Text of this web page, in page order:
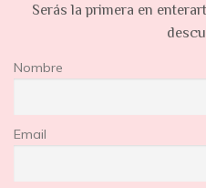
Serás la primera en
Nombre
Email